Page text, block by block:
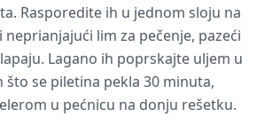
Rasporedite ih u jednom sloju na
neprianjajući lim za pečenje, pazeći
Lagano ih poprskajte uljem u
što se piletina pekla 30 minuta,
u pećnicu na donju rešetku.